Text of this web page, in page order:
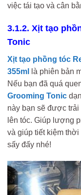
việc tái tạo và cân
3.1.2. Xịt tạo
Tonic
Xịt tạo phồng tóc
355ml
là phiên bản
Nếu bạn đã quá
Grooming Tonic
này bạn sẽ được
lên tóc. Giúp lượng
và giúp tiết kiệm
sấy đấy nhé!